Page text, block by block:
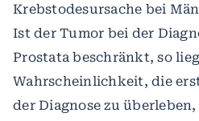
Krebstodesursache bei
Ist der Tumor bei der
Prostata beschränkt, so
Wahrscheinlichkeit, die
der Diagnose zu überleben,